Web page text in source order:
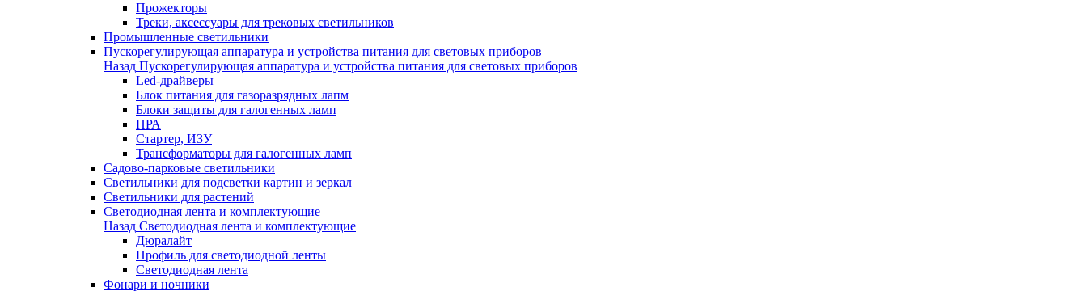
Прожекторы
Треки, аксессуары для трековых светильников
Промышленные светильники
Пускорегулирующая аппаратура и устройства питания для световых приборов
Назад Пускорегулирующая аппаратура и устройства питания для световых приборов
Led-драйверы
Блок питания для газоразрядных лапм
Блоки защиты для галогенных ламп
ПРА
Стартер, ИЗУ
Трансформаторы для галогенных ламп
Садово-парковые светильники
Светильники для подсветки картин и зеркал
Светильники для растений
Светодиодная лента и комплектующие
Назад Светодиодная лента и комплектующие
Дюралайт
Профиль для светодиодной ленты
Светодиодная лента
Фонари и ночники